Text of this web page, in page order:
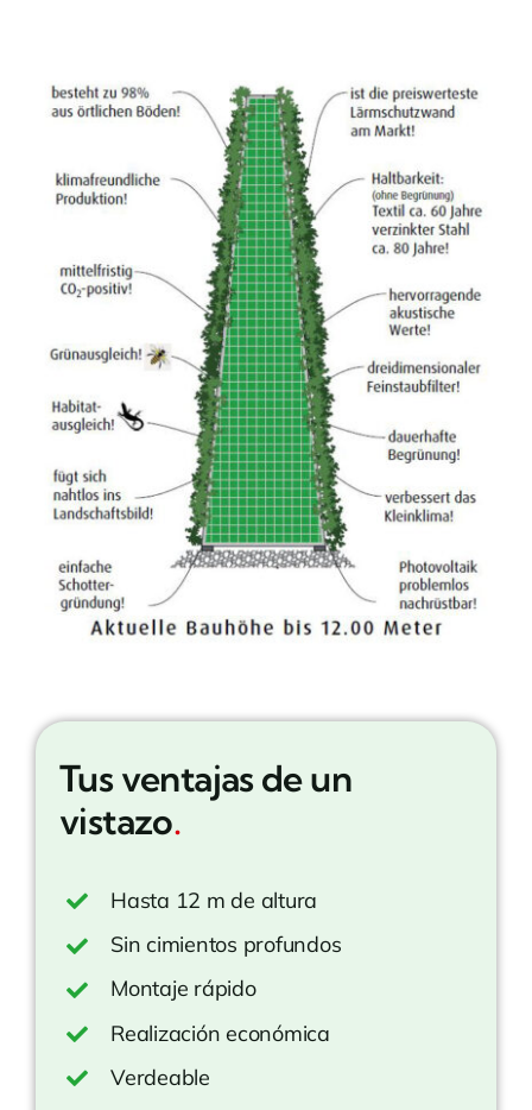
Tus ventajas de un
vistazo.
Hasta 12 m de altura
Sin cimientos profundos
Montaje rápido
Realización económica
Verdeable